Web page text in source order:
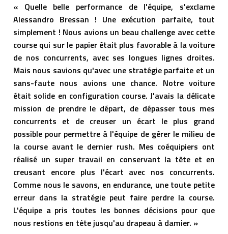
« Quelle belle performance de l'équipe, s'exclame
Alessandro Bressan ! Une exécution parfaite, tout
simplement ! Nous avions un beau challenge avec cette
course qui sur le papier était plus favorable à la voiture
de nos concurrents, avec ses longues lignes droites.
Mais nous savions qu'avec une stratégie parfaite et un
sans-faute nous avions une chance. Notre voiture
était solide en configuration course. J'avais la délicate
mission de prendre le départ, de dépasser tous mes
concurrents et de creuser un écart le plus grand
possible pour permettre à l'équipe de gérer le milieu de
la course avant le dernier rush. Mes coéquipiers ont
réalisé un super travail en conservant la tête et en
creusant encore plus l'écart avec nos concurrents.
Comme nous le savons, en endurance, une toute petite
erreur dans la stratégie peut faire perdre la course.
L'équipe a pris toutes les bonnes décisions pour que
nous restions en tête jusqu'au drapeau à damier. »